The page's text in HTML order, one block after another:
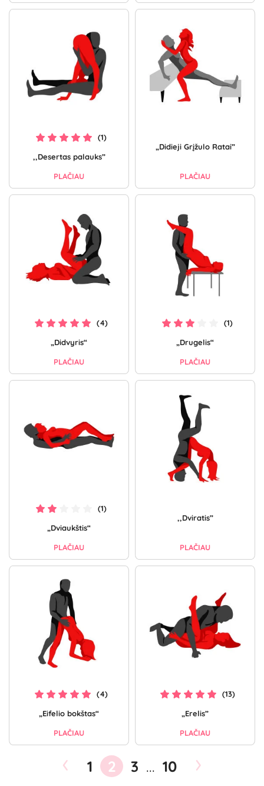
(1)
,,Desertas palauks”
PLAČIAU
„Didieji Grįžulo Ratai”
PLAČIAU
(4)
„Didvyris“
PLAČIAU
(1)
„Drugelis“
PLAČIAU
(1)
„Dviaukštis“
PLAČIAU
,,Dviratis”
PLAČIAU
(4)
„Eifelio bokštas“
PLAČIAU
(13)
„Erelis”
PLAČIAU
‹ 1 2 3 ... 10 ›